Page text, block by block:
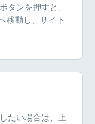
タンを押すと、
移動し、サイト
たい場合は、上